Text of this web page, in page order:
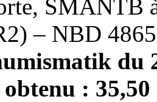
SMANTB
– NBD
du
: 35,50